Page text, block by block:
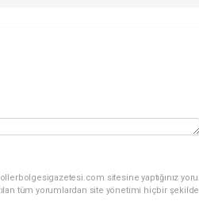
sitesine yaptığınız
tüm yorumlardan site yönetimi hiçbir